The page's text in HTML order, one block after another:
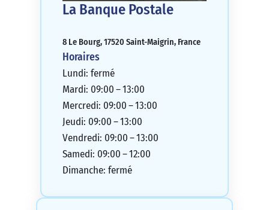
La Banque Postale
8 Le Bourg, 17520 Saint-Maigrin, France
Horaires
Lundi: fermé
Mardi: 09:00 – 13:00
Mercredi: 09:00 – 13:00
Jeudi: 09:00 – 13:00
Vendredi: 09:00 – 13:00
Samedi: 09:00 – 12:00
Dimanche: fermé